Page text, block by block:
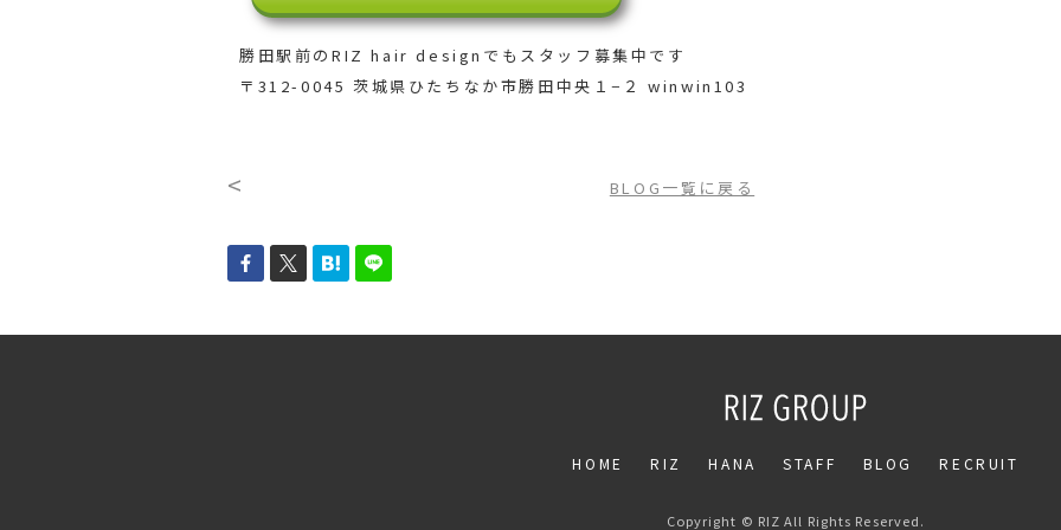
勝田駅前のRIZ hair designでも スタッフ募集中です
〒312-0045 茨城県ひたちなか市勝田中央１−２ winwin103
< BLOG一覧に戻る
HOME RIZ HANA STAFF BLOG RECRUIT
Copyright © RIZ All Rights Reserved.